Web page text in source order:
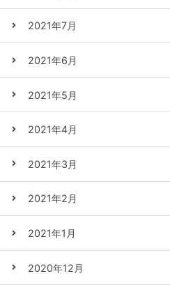
2021年7月
2021年6月
2021年5月
2021年4月
2021年3月
2021年2月
2021年1月
2020年12月